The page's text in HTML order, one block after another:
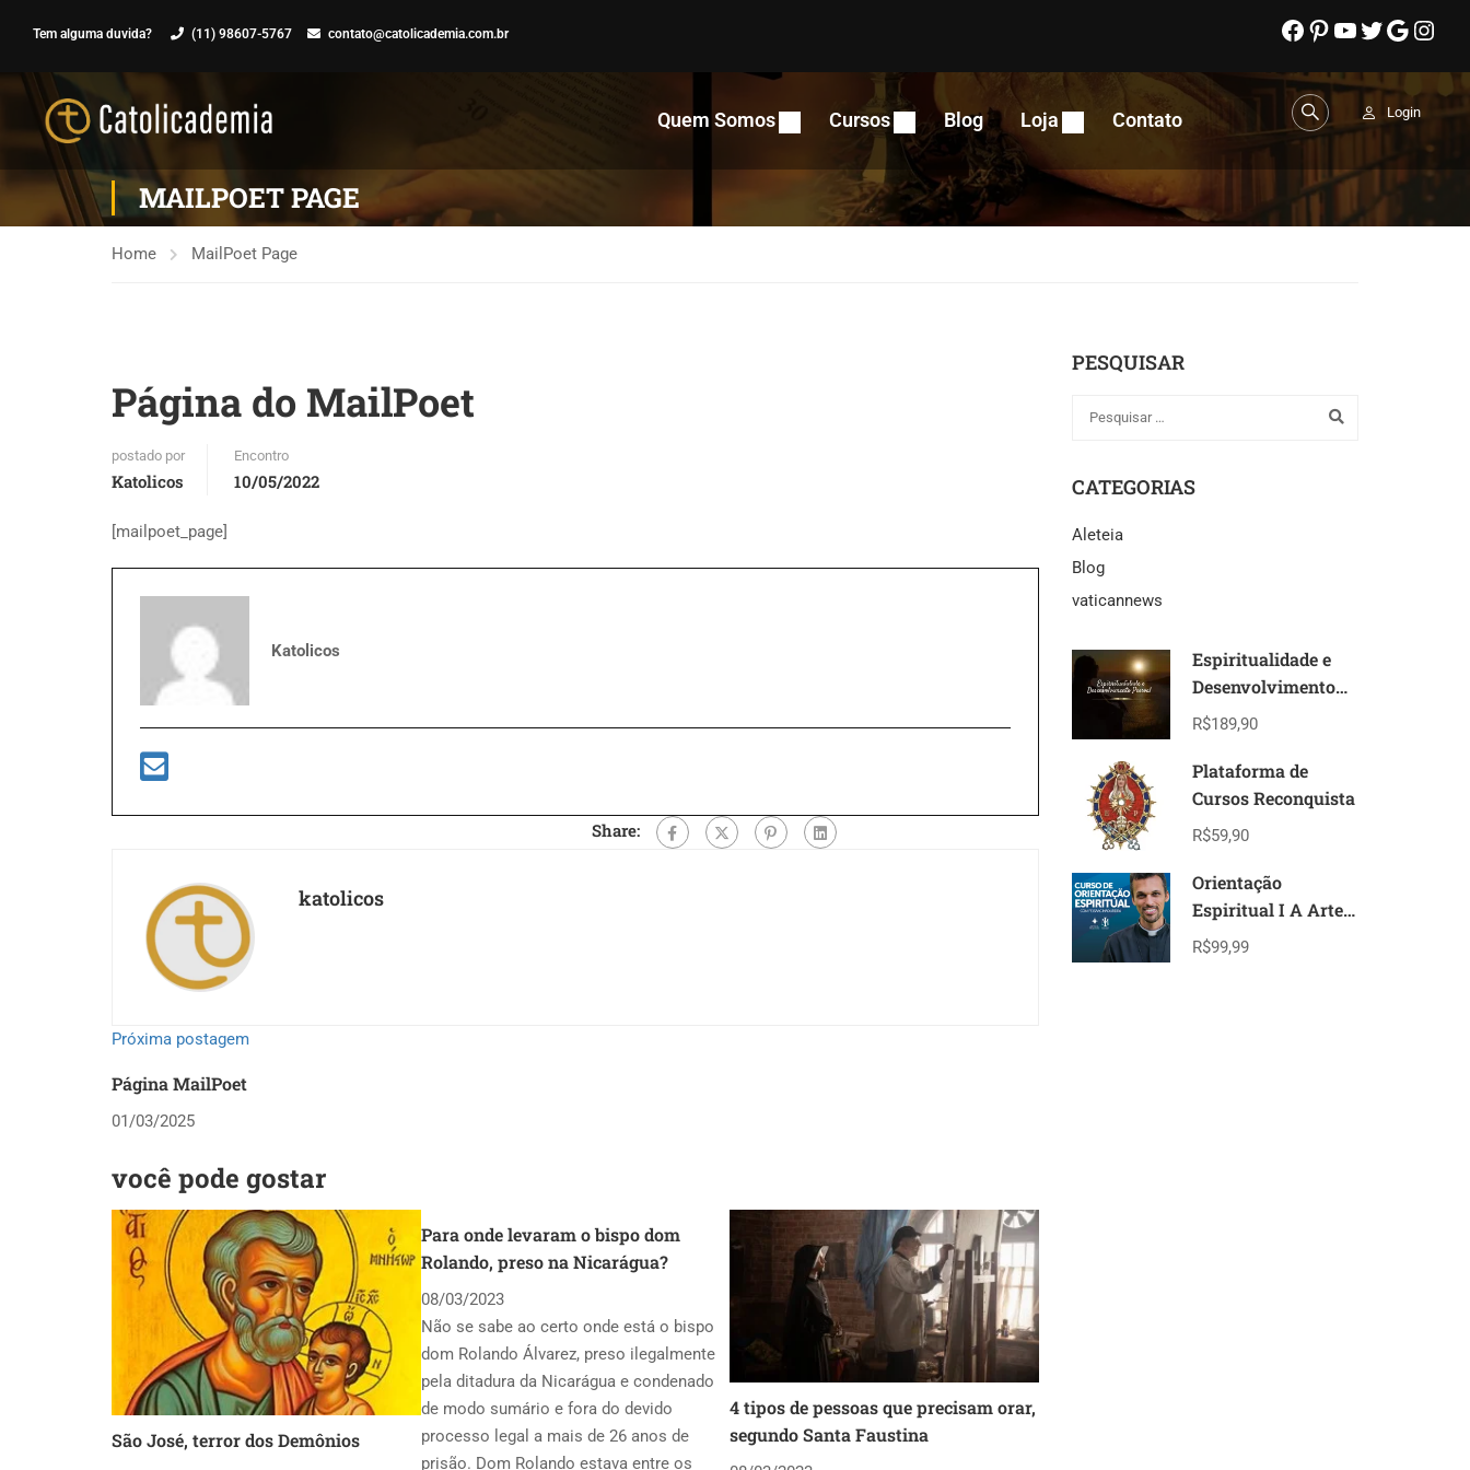
Tem alguma duvida? (11) 98607-5767 contato@catolicademia.com.br
Quem Somos Cursos Blog Loja Contato Login
MAILPOET PAGE
Home MailPoet Page
Página do MailPoet
postado por
Katolicos
Encontro
10/05/2022
[mailpoet_page]
Katolicos
Share:
katolicos
Próxima postagem
Página MailPoet
01/03/2025
você pode gostar
São José, terror dos Demônios
Para onde levaram o bispo dom
Rolando, preso na Nicarágua?
08/03/2023
Não se sabe ao certo onde está o bispo
dom Rolando Álvarez, preso ilegalmente
pela ditadura da Nicarágua e condenado
de modo sumário e fora do devido
processo legal a mais de 26 anos de
prisão. Dom Rolando estava entre os
4 tipos de pessoas que precisam orar,
segundo Santa Faustina
PESQUISAR
CATEGORIAS
Aleteia
Blog
vaticannews
Espiritualidade e
Desenvolvimento
Pessoal
R$189,90
Plataforma de
Cursos Reconquista
R$59,90
Orientação
Espiritual I A Arte
das Artes I Modulo
R$99,99